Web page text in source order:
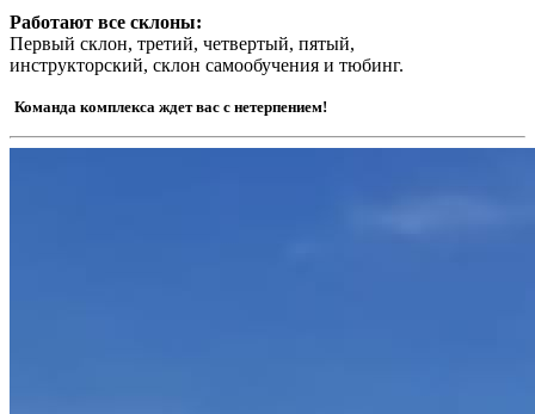
Работают все склоны:
Первый склон, третий, четвертый, пятый,
инструкторский, склон самообучения и тюбинг.
Команда комплекса ждет вас с нетерпением!